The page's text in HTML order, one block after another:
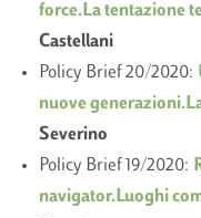
force.La tentazione
Castellani
Policy Brief 20/2020:
nuove
Severino
Policy Brief 19/2020:
navigator.Luoghi